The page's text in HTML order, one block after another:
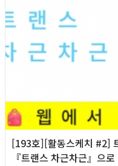
[193호][활동스케치 #2]
『트랜스 차근차근』으로